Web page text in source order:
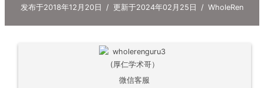
发布于2018年12月20日 / 更新于2024年02月25日 / WholeRen
微信客服